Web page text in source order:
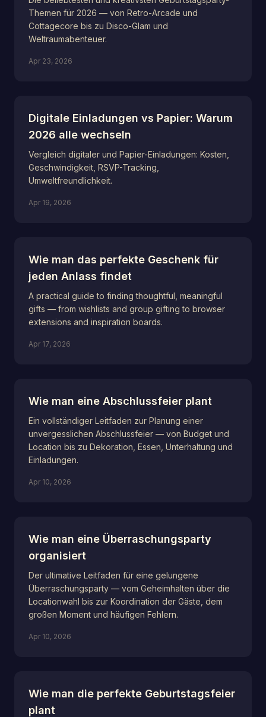
Themen für 2026 — von Retro-Arcade und
Cottagecore bis zu Disco-Glam und
Weltraumabenteuer.
Apr 23, 2026
Digitale Einladungen vs Papier: Warum
2026 alle wechseln
Vergleich digitaler und Papier-Einladungen: Kosten,
Geschwindigkeit, RSVP-Tracking,
Umweltfreundlichkeit.
Apr 19, 2026
Wie man das perfekte Geschenk für
jeden Anlass findet
A practical guide to finding thoughtful, meaningful
gifts — from wishlists and group gifting to browser
extensions and inspiration boards.
Apr 17, 2026
Wie man eine Abschlussfeier plant
Ein vollständiger Leitfaden zur Planung einer
unvergesslichen Abschlussfeier — von Budget und
Location bis zu Dekoration, Essen, Unterhaltung und
Einladungen.
Apr 10, 2026
Wie man eine Überraschungsparty
organisiert
Der ultimative Leitfaden für eine gelungene
Überraschungsparty — vom Geheimhalten über die
Locationwahl bis zur Koordination der Gäste, dem
großen Moment und häufigen Fehlern.
Apr 10, 2026
Wie man die perfekte Geburtstagsfeier
plant